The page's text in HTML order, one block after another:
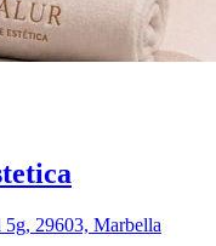
29603, Marbella